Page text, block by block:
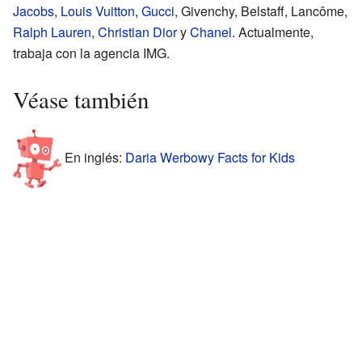
Jacobs, Louis Vuitton, Gucci, Givenchy, Belstaff, Lancôme,
Ralph Lauren, Christian DioryChanel. Actualmente,
trabaja con la agencia IMG.
Véase también
En inglés: Daria Werbowy Facts for Kids